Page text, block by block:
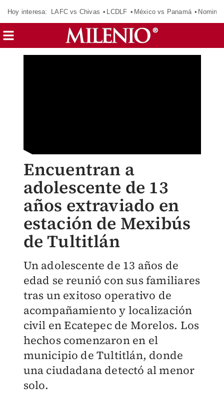
Hoy interesa: LAFC vs Chivas LCDLF México vs Panamá
Encuentran a
adolescente de 13
años extraviado en
estación de Mexibús
de Tultitlán
Un adolescente de 13 años de
edad se reunió con sus familiares
tras un exitoso operativo de
acompañamiento y localización
civil en Ecatepec de Morelos. Los
hechos comenzaron en el
municipio de Tultitlán, donde
una ciudadana detectó al menor
solo.